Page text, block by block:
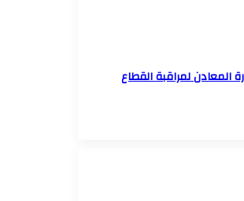
المعادن لمراقبة القطاع